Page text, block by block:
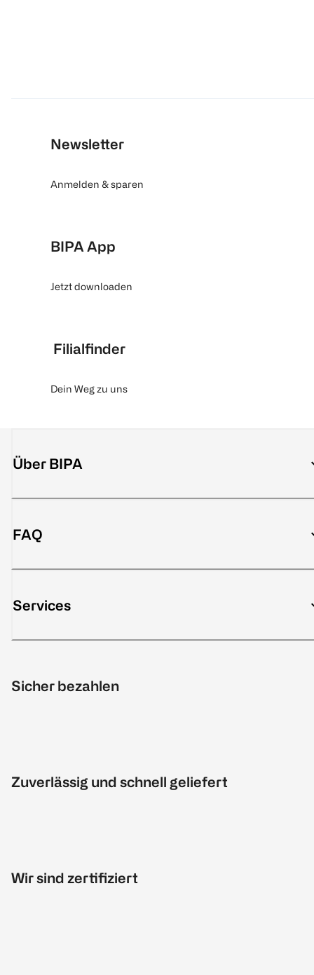
Newsletter
Anmelden & sparen
BIPA App
Jetzt downloaden
Filialfinder
Dein Weg zu uns
Über BIPA
FAQ
Services
Sicher bezahlen
Zuverlässig und schnell geliefert
Wir sind zertifiziert